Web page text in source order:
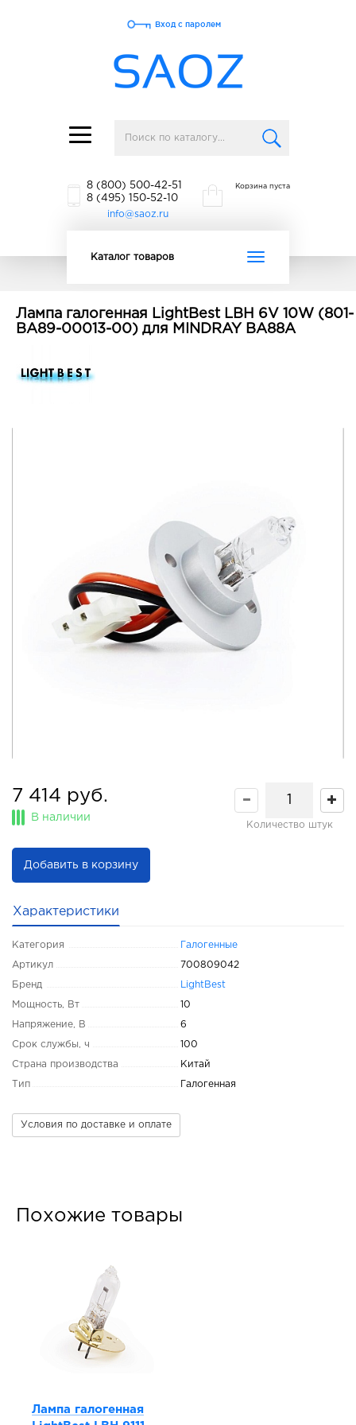
Toggle
navigation
Вход с паролем
8 (800) 500-42-51
8 (495) 150-52-10
info@saoz.ru
Корзина пуста
Toggle
Каталог товаров
Лампа галогенная LightBest LBH 6V 10W (801-
BA89-00013-00) для MINDRAY BA88A
7 414 руб.
В наличии
Количество штук
Добавить в корзину
Характеристики
Категория Галогенные
Артикул 700809042
Бренд LightBest
Мощность, Вт 10
Напряжение, В 6
Срок службы, ч 100
Страна производства Китай
Тип Галогенная
Условия по доставке и оплате
Похожие товары
Лампа галогенная